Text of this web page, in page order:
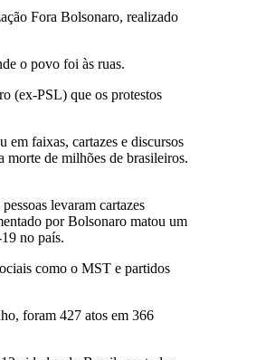
Fora Bolsonaro, realizado
o povo foi às ruas.
(ex-PSL) que os protestos
em faixas, cartazes e discursos
morte de milhões de brasileiros.
levaram cartazes
por Bolsonaro matou um
no país.
como o MST e partidos
foram 427 atos em 366